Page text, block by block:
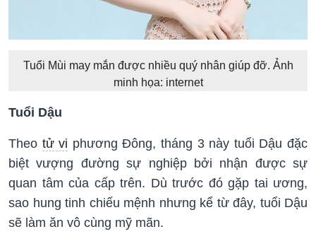
Tuổi Mùi may mắn được nhiều quý nhân giúp đỡ. Ảnh
minh họa: internet
Tuổi Dậu
Theo tử vi phương Đông, tháng 3 này tuổi Dậu đặc
biệt vượng đường sự nghiệp bởi nhận được sự
quan tâm của cấp trên. Dù trước đó gặp tai ương,
sao hung tinh chiếu mệnh nhưng kể từ đây, tuổi Dậu
sẽ làm ăn vô cùng mỹ mãn.